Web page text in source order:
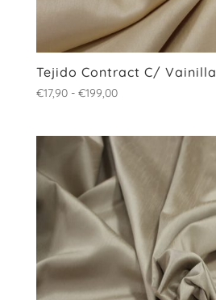
Tejido Contract C/ Vainilla
€17,90 - €199,00Rango
€17,90
hasta
€199,00